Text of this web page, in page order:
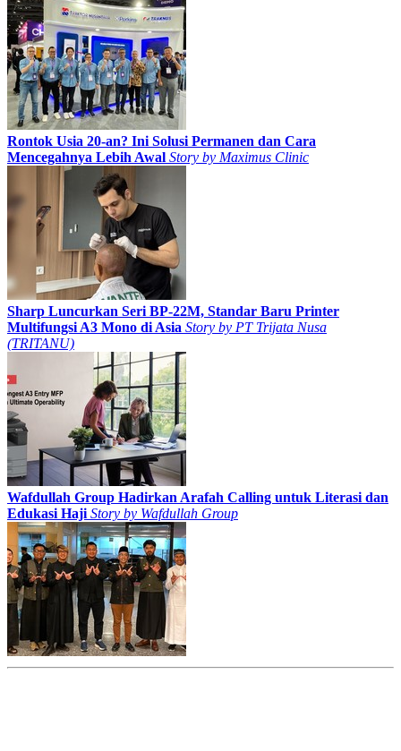
Rontok Usia 20-an? Ini Solusi Permanen dan Cara
Mencegahnya Lebih Awal Story by Maximus Clinic
Sharp Luncurkan Seri BP-22M, Standar Baru Printer
Multifungsi A3 Mono di Asia Story by PT Trijata Nusa
(TRITANU)
Wafdullah Group Hadirkan Arafah Calling untuk Literasi dan
Edukasi Haji Story by Wafdullah Group